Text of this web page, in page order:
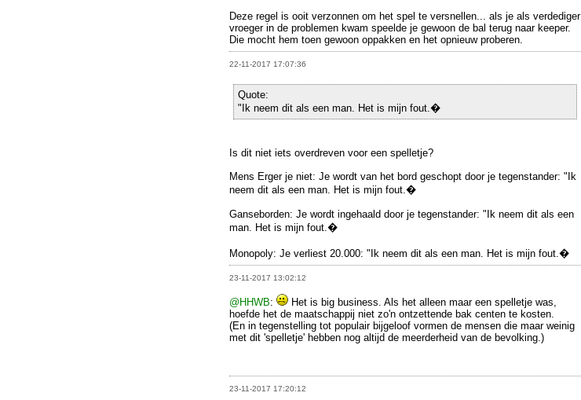
Deze regel is ooit verzonnen om het spel te versnellen... als je als verdediger
vroeger in de problemen kwam speelde je gewoon de bal terug naar keeper.
Die mocht hem toen gewoon oppakken en het opnieuw proberen.
22-11-2017 17:07:36
Quote:
"Ik neem dit als een man. Het is mijn fout.�
Is dit niet iets overdreven voor een spelletje?
Mens Erger je niet: Je wordt van het bord geschopt door je tegenstander: "Ik
neem dit als een man. Het is mijn fout.�
Ganseborden: Je wordt ingehaald door je tegenstander: "Ik neem dit als een
man. Het is mijn fout.�
Monopoly: Je verliest 20.000: "Ik neem dit als een man. Het is mijn fout.�
23-11-2017 13:02:12
@HHWB:
Het is big business. Als het alleen maar een spelletje was,
hoefde het de maatschappij niet zo'n ontzettende bak centen te kosten.
(En in tegenstelling tot populair bijgeloof vormen de mensen die maar weinig
met dit 'spelletje' hebben nog altijd de meerderheid van de bevolking.)
23-11-2017 17:20:12